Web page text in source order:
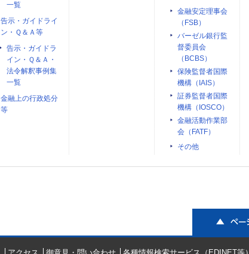
一覧
告示・ガイドライ
ン・Ｑ＆Ａ等
告示・ガイドラ
イン・Ｑ＆Ａ・
法令解釈事例集
一覧
金融上の行政処分
等
金融安定理事会
（FSB）
バーゼル銀行監
督委員会
（BCBS）
保険監督者国際
機構（IAIS）
証券監督者国際
機構（IOSCO）
金融活動作業部
会（FATF）
その他